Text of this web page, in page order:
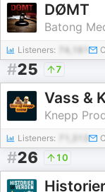
DØMT
Batong
Listeners:
#25 7
Vass &
Knepp
Listeners:
#26 10